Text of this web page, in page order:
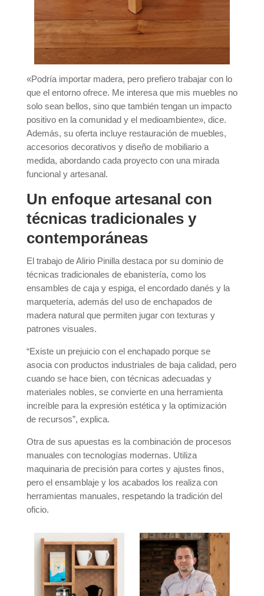
«Podría importar madera, pero prefiero trabajar con lo
que el entorno ofrece. Me interesa que mis muebles no
solo sean bellos, sino que también tengan un impacto
positivo en la comunidad y el medioambiente», dice.
Además, su oferta incluye restauración de muebles,
accesorios decorativos y diseño de mobiliario a
medida, abordando cada proyecto con una mirada
funcional y artesanal.
Un enfoque artesanal con
técnicas tradicionales y
contemporáneas
El trabajo de Alirio Pinilla destaca por su dominio de
técnicas tradicionales de ebanistería, como los
ensambles de caja y espiga, el encordado danés y la
marquetería, además del uso de enchapados de
madera natural que permiten jugar con texturas y
patrones visuales.
“Existe un prejuicio con el enchapado porque se
asocia con productos industriales de baja calidad, pero
cuando se hace bien, con técnicas adecuadas y
materiales nobles, se convierte en una herramienta
increíble para la expresión estética y la optimización
de recursos”, explica.
Otra de sus apuestas es la combinación de procesos
manuales con tecnologías modernas. Utiliza
maquinaria de precisión para cortes y ajustes finos,
pero el ensamblaje y los acabados los realiza con
herramientas manuales, respetando la tradición del
oficio.